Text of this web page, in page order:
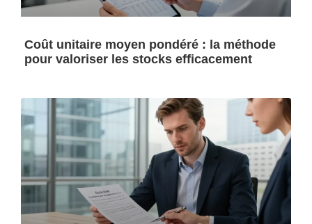
Coût unitaire moyen pondéré : la méthode
pour valoriser les stocks efficacement